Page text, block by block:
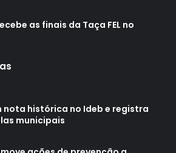
as finais da Taça FEL no
nota histórica no Ideb e registra
municipais